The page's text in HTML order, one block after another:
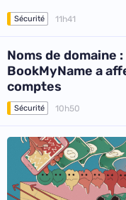
Sécurité 11h41
Noms de domaine
BookMyName a
comptes
Sécurité 10h50